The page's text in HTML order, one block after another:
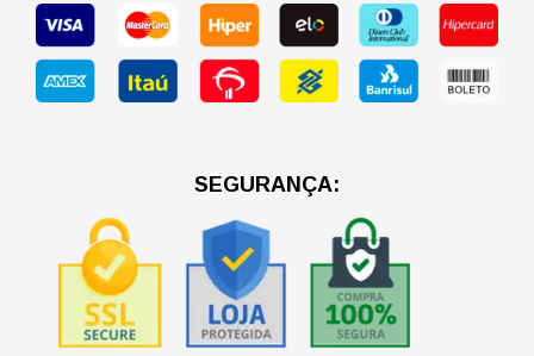
b
o
o
a
g
m
s
a
p
SEGURANÇA: